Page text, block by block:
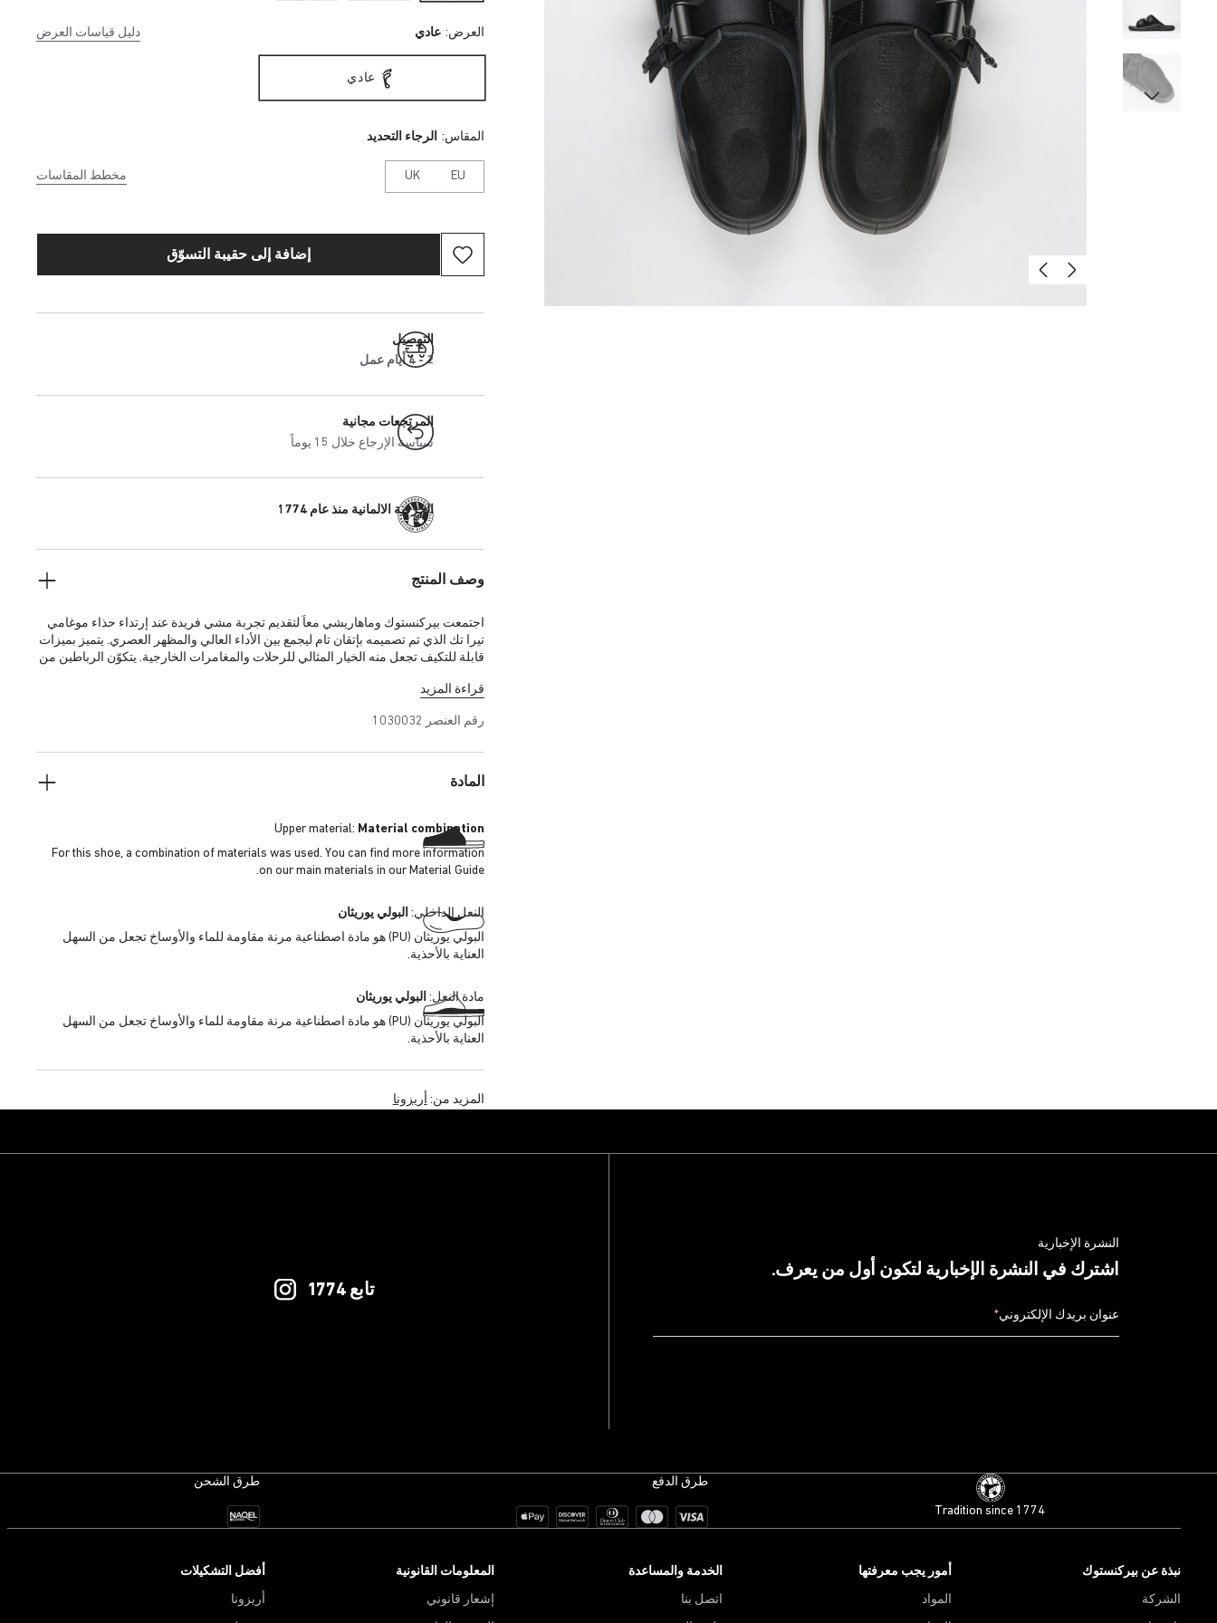
العرض: عادي دليل قياسات العرض
عادي
مخطط المقاسات
المقاس: الرجاء التحديد
EU
UK
إضافة إلى حقيبة التسوّق
التوصيل
2 - 4 أيام عمل
المرتجعات مجانية
سياسة الإرجاع خلال 15 يوماً
الحرفية الالمانية منذ عام 1774
وصف المنتج
اجتمعت بيركنستوك وماهاريشي معاً لتقديم تجربة مشي فريدة عند إرتداء حذاء موغامي
تيرا تك الذي تم تصميمه بإتقان تام ليجمع بين الأداء العالي والمظهر العصري. يتميز بميزات
قابلة للتكيف تجعل منه الخيار المثالي للرحلات والمغامرات الخارجية. يتكوّن الرباطين من
الأداء ويمثل قطعة زينة في الوسط. في أسفله، تم إضفاء الثبات والحماية لنعل البولي
قراءة المزيد
رقم العنصر 1030032
المادة
Upper material: Material combination
For this shoe, a combination of materials was used. You can find more information
on our main materials in our Material Guide.
النعل الداخلي:البولي يوريثان
البولي يوريثان (PU) هو مادة اصطناعية مرنة مقاومة للماء والأوساخ تجعل من السهل
العناية بالأحذية.
مادة النعل:البولي يوريثان
البولي يوريثان (PU) هو مادة اصطناعية مرنة مقاومة للماء والأوساخ تجعل من السهل
العناية بالأحذية.
المزيد من: أريزونا
النشرة الإخبارية
اشترك في النشرة الإخبارية لتكون أول من يعرف.
عنوان بريدك الإلكتروني*
تابع 1774
Tradition since 1774
طرق الدفع طرق الشحن
نبذة عن بيركنستوك
الشركة
أمور يجب معرفتها
المواد
الخدمة والمساعدة
اتصل بنا
المعلومات القانونية
إشعار قانوني
أفضل التشكيلات
أريزونا